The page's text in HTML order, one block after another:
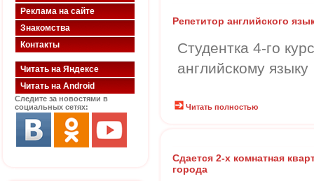
Реклама на сайте
Знакомства
Контакты
Читать на Яндексе
Читать на Android
Следите за новостями в
социальных сетях:
Репетитор английского
Студентка 4-го
английскому языку
Читать полностью
Сдается 2-х комнатная
города